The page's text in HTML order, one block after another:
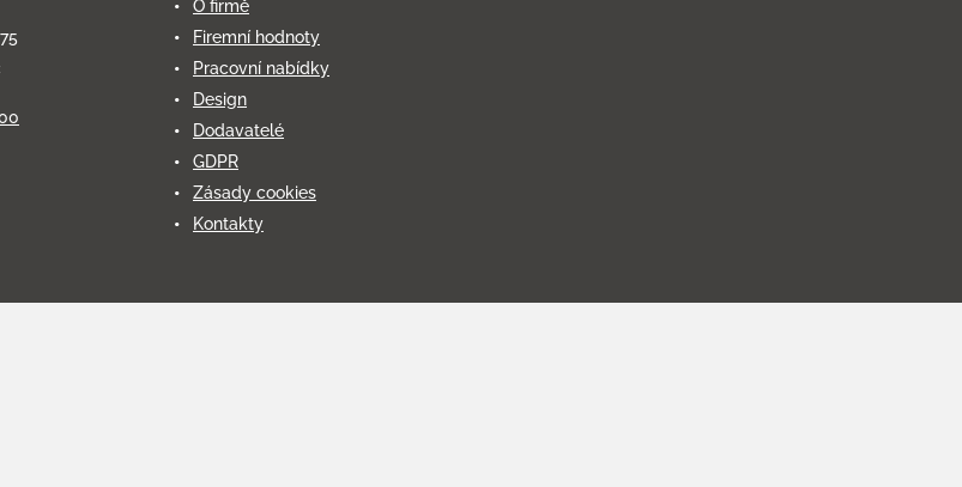
O firmě
Firemní hodnoty
Pracovní nabídky
Design
Dodavatelé
GDPR
Zásady cookies
Kontakty